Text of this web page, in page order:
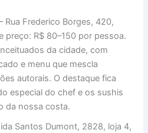
Rua Frederico Borges, 420,
preço: R$ 80–150 por pessoa.
da cidade, com
e menu que mescla
autorais. O destaque fica
especial do chef e os sushis
da nossa costa.
Santos Dumont, 2828, loja 4,